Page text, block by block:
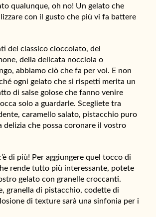
qualunque, oh no! Un gelato che
con il gusto che più vi fa battere
del classico cioccolato, del
della delicata nocciola o
abbiamo ciò che fa per voi. E non
ogni gelato che si rispetti merita un
di salse golose che fanno venire
solo a guardarle. Scegliete tra
caramello salato, pistacchio puro
delizia che possa coronare il vostro
di più! Per aggiungere quel tocco di
rende tutto più interessante, potete
gelato con granelle croccanti.
granella di pistacchio, codette di
di texture sarà una sinfonia per i